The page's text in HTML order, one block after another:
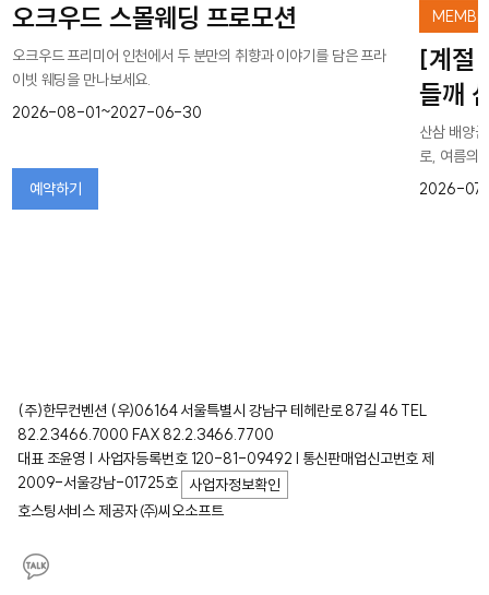
오크우드 스몰웨딩 프로모션
오크우드 프리미어 인천에서 두 분만의 취향과 이야기를 담은 프라
이빗 웨딩을 만나보세요.
2026-08-01~2027-06-30
예약하기
[계절
들깨
산삼 배양
로, 여름의
2026-
(주)한무컨벤션 (우)06164 서울특별시 강남구 테헤란로 87길 46 TEL
82.2.3466.7000 FAX 82.2.3466.7700
대표 조윤영 | 사업자등록번호 120-81-09492 l 통신판매업신고번호 제
2009-서울강남-01725호
사업자정보확인
호스팅서비스 제공자 ㈜씨오소프트